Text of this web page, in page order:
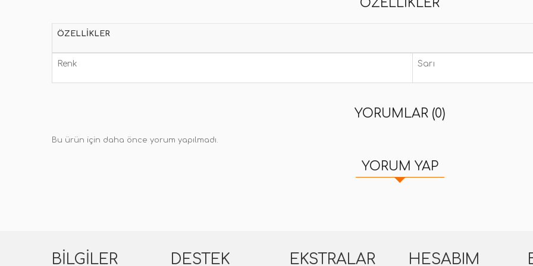
ÖZELLIKLER
ÖZELLIKLER
Renk Sarı
YORUMLAR (0)
Bu ürün için daha önce yorum yapılmadı.
YORUM YAP
BILGILER DESTEK EKSTRALAR HESABIM